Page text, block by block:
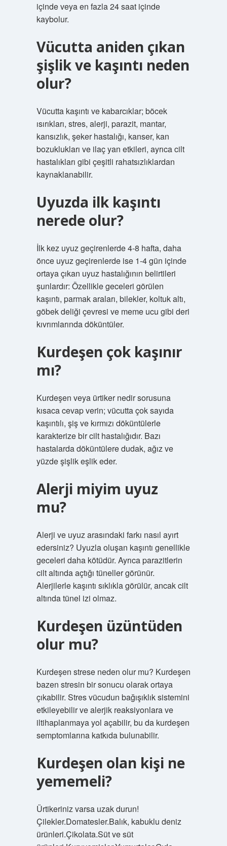
içinde veya en fazla 24 saat içinde
kaybolur.
Vücutta aniden çıkan
şişlik ve kaşıntı neden
olur?
Vücutta kaşıntı ve kabarcıklar; böcek
ısırıkları, stres, alerji, parazit, mantar,
kansızlık, şeker hastalığı, kanser, kan
bozuklukları ve ilaç yan etkileri, ayrıca cilt
hastalıkları gibi çeşitli rahatsızlıklardan
kaynaklanabilir.
Uyuzda ilk kaşıntı
nerede olur?
İlk kez uyuz geçirenlerde 4-8 hafta, daha
önce uyuz geçirenlerde ise 1-4 gün içinde
ortaya çıkan uyuz hastalığının belirtileri
şunlardır: Özellikle geceleri görülen
kaşıntı, parmak araları, bilekler, koltuk altı,
göbek deliği çevresi ve meme ucu gibi deri
kıvrımlarında döküntüler.
Kurdeşen çok kaşınır
mı?
Kurdeşen veya ürtiker nedir sorusuna
kısaca cevap verin; vücutta çok sayıda
kaşıntılı, şiş ve kırmızı döküntülerle
karakterize bir cilt hastalığıdır. Bazı
hastalarda döküntülere dudak, ağız ve
yüzde şişlik eşlik eder.
Alerji miyim uyuz
mu?
Alerji ve uyuz arasındaki farkı nasıl ayırt
edersiniz? Uyuzla oluşan kaşıntı genellikle
geceleri daha kötüdür. Ayrıca parazitlerin
cilt altında açtığı tüneller görünür.
Alerjilerle kaşıntı sıklıkla görülür, ancak cilt
altında tünel izi olmaz.
Kurdeşen üzüntüden
olur mu?
Kurdeşen strese neden olur mu? Kurdeşen
bazen stresin bir sonucu olarak ortaya
çıkabilir. Stres vücudun bağışıklık sistemini
etkileyebilir ve alerjik reaksiyonlara ve
iltihaplanmaya yol açabilir, bu da kurdeşen
semptomlarına katkıda bulunabilir.
Kurdeşen olan kişi ne
yememeli?
Ürtikeriniz varsa uzak durun!
Çilekler.Domatesler.Balık, kabuklu deniz
ürünleri.Çikolata.Süt ve süt